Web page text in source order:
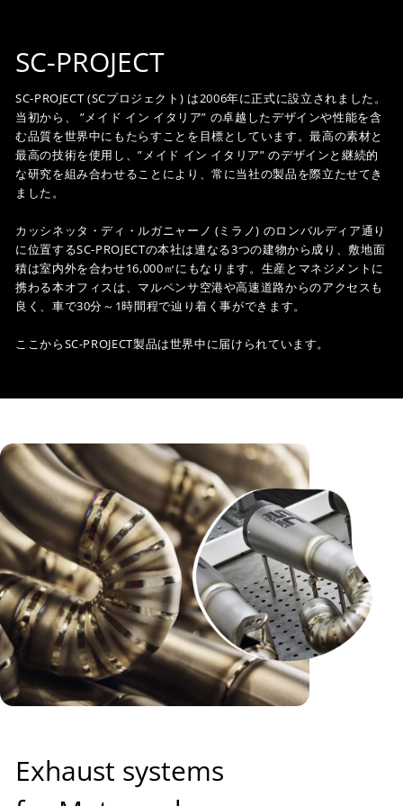
SC-PROJECT
SC-PROJECT (SCプロジェクト) は2006年に正式に設立されました。
当初から、 ”メイド イン イタリア” の卓越したデザインや性能を含
む品質を世界中にもたらすことを目標としています。最高の素材と
最高の技術を使用し、”メイド イン イタリア” のデザインと継続的
な研究を組み合わせることにより、常に当社の製品を際立たせてき
ました。
カッシネッタ・ディ・ルガニャーノ (ミラノ) のロンバルディア通り
に位置するSC-PROJECTの本社は連なる3つの建物から成り、敷地面
積は室内外を合わせ16,000㎡にもなります。生産とマネジメントに
携わる本オフィスは、マルペンサ空港や高速道路からのアクセスも
良く、車で30分～1時間程で辿り着く事ができます。
ここからSC-PROJECT製品は世界中に届けられています。
Exhaust systems